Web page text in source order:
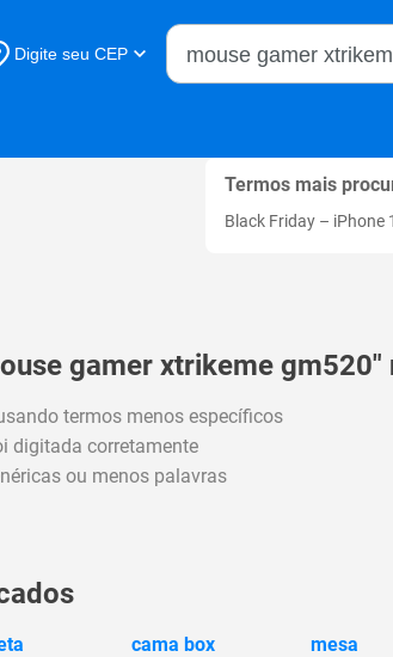
Digite seu CEP
Buscar no Magalu
Termos mais
Black Friday – iPhone
gamer xtrikeme
termos menos específicos
digitada corretamente
ou menos palavras
cama box mesa